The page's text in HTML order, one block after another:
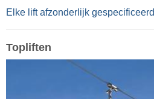
Elke lift afzonderlijk gespecificeerd
Topliften